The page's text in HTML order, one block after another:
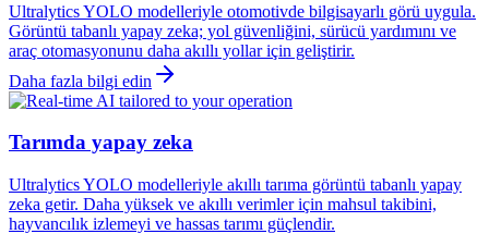
Ultralytics YOLO modelleriyle otomotivde bilgisayarlı görü uygula.
Görüntü tabanlı yapay zeka; yol güvenliğini, sürücü yardımını ve
araç otomasyonunu daha akıllı yollar için geliştirir.
Daha fazla bilgi edin
Tarımda yapay zeka
Ultralytics YOLO modelleriyle akıllı tarıma görüntü tabanlı yapay
zeka getir. Daha yüksek ve akıllı verimler için mahsul takibini,
hayvancılık izlemeyi ve hassas tarımı güçlendir.